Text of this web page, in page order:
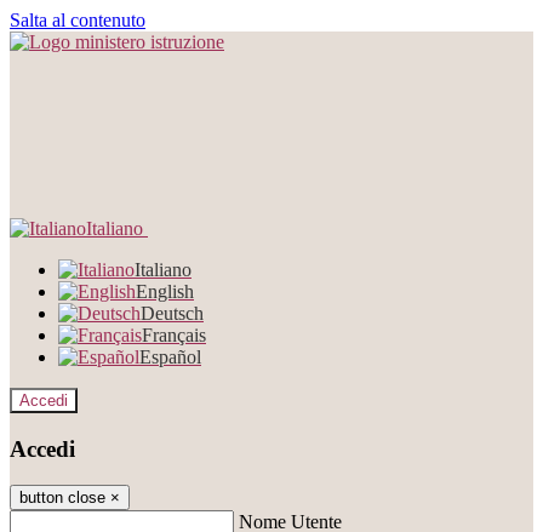
Salta al contenuto
Italiano
Italiano
English
Deutsch
Français
Español
Accedi
Accedi
button close ×
Nome Utente